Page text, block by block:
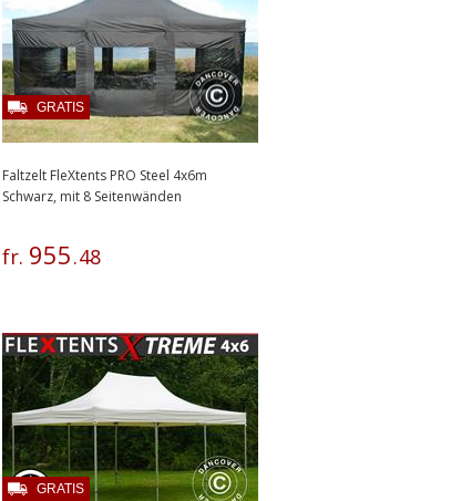
Faltzelt FleXtents PRO Steel 4x6m
Schwarz, mit 8 Seitenwänden
fr. 955.48
GRATIS
GRATIS